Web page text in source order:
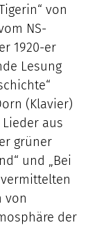
von
NS-
1920-er
Lesung
(Klavier)
aus
grüner
und „Bei
von
der